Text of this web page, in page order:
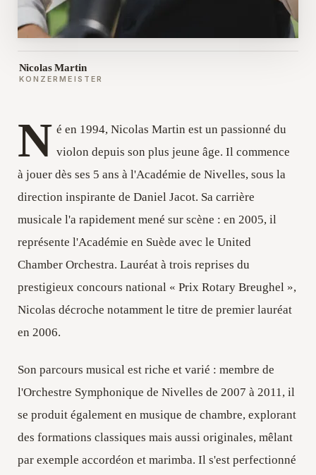
Nicolas Martin
KONZERMEISTER
N é en 1994, Nicolas Martin est un passionné du
violon depuis son plus jeune âge. Il commence
à jouer dès ses 5 ans à l'Académie de Nivelles, sous la
direction inspirante de Daniel Jacot. Sa carrière
musicale l'a rapidement mené sur scène : en 2005, il
représente l'Académie en Suède avec le United
Chamber Orchestra. Lauréat à trois reprises du
prestigieux concours national « Prix Rotary Breughel »,
Nicolas décroche notamment le titre de premier lauréat
en 2006.
Son parcours musical est riche et varié : membre de
l'Orchestre Symphonique de Nivelles de 2007 à 2011, il
se produit également en musique de chambre, explorant
des formations classiques mais aussi originales, mêlant
par exemple accordéon et marimba. Il s'est perfectionné